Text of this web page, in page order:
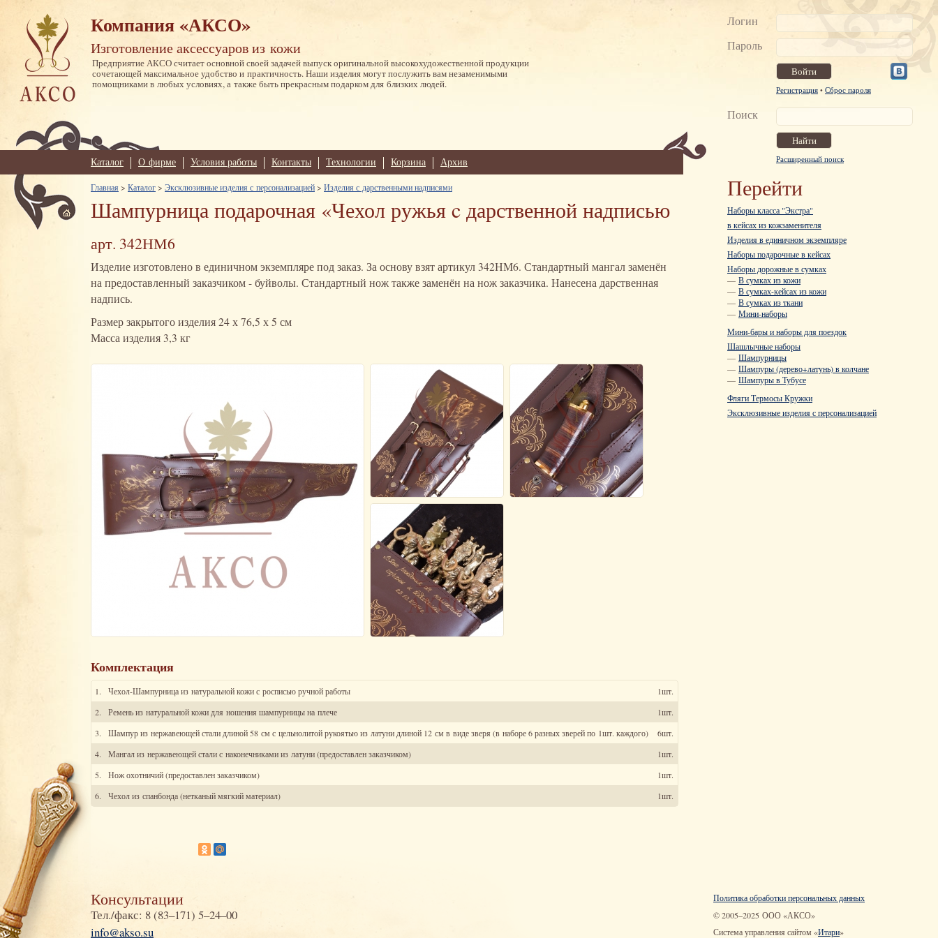
Логин
Пароль
Регистрация • Сброс пароля
Поиск
Расширенный поиск
Перейти
Наборы класса "Экстра"
в кейсах из кожзаменителя
Изделия в единичном экземпляре
Наборы подарочные в кейсах
Наборы дорожные в сумках
— В сумках из кожи
— В сумках-кейсах из кожи
— В сумках из ткани
— Мини-наборы
Мини-бары и наборы для поездок
Шашлычные наборы
— Шампурницы
— Шампуры (дерево+латунь) в колчане
— Шампуры в Тубусе
Фляги Термосы Кружки
Эксклюзивные изделия с персонализацией
Компания «АКСО»
Изготовление аксессуаров из кожи
Предприятие АКСО считает основной своей задачей выпуск оригинальной высокохудожественной продукции
сочетающей максимальное удобство и практичность. Наши изделия могут послужить вам незаменимыми
помощниками в любых условиях, а также быть прекрасным подарком для близких людей.
Каталог О фирме Условия работы Контакты Технологии Корзина Архив
Главная > Каталог> Эксклюзивные изделия с персонализацией> Изделия с дарственными надписями
Шампурница подарочная «Чехол ружья c дарственной надписью
арт. 342НМ6
Изделие изготовлено в единичном экземпляре под заказ. За основу взят артикул 342НМ6. Стандартный мангал заменён
на предоставленный заказчиком - буйволы. Стандартный нож также заменён на нож заказчика. Нанесена дарственная
надпись.
Размер закрытого изделия 24 х 76,5 х 5 см
Масса изделия 3,3 кг
Комплектация
1. Чехол-Шампурница из натуральной кожи с росписью ручной работы
1шт.
2.
Ремень из натуральной кожи для ношения шампурницы на плече
1шт.
3.
Шампур из нержавеющей стали длиной 58 см с цельнолитой рукоятью из латуни длиной 12 см в виде зверя (в наборе 6 разных зверей по 1шт. каждого)
6шт.
4.
Мангал из нержавеющей стали с наконечниками из латуни (предоставлен заказчиком)
1шт.
5.
Нож охотничий(предоставлен заказчиком)
1шт.
6.
Чехол из спанбонда (нетканый мягкий материал) 1шт.
Политика обработки персональных данных
© 2005–2025 ООО «АКСО»
Система управления сайтом «Итари»
Консультации
Тел./факс: 8 (83–171) 5–24–00
info@akso.su